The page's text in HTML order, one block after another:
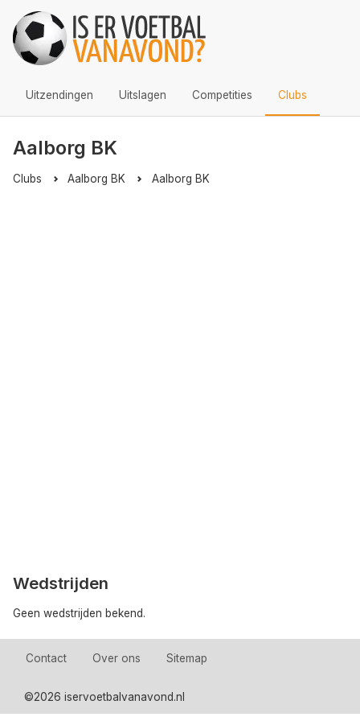
Uitzendingen Uitslagen Competities Clubs
Aalborg BK
Clubs Aalborg BK Aalborg BK
Wedstrijden
Geen wedstrijden bekend.
Contact Over ons Sitemap
©2026 iservoetbalvanavond.nl